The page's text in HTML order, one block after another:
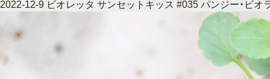
2022-12-9 ビオレッタ サンセットキッス #035 パンジー・ビオ